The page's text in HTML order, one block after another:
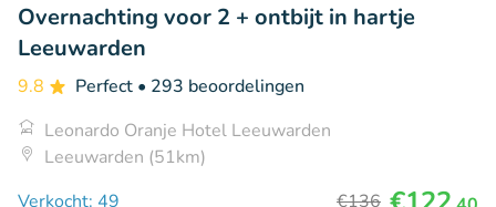
Overnachting voor 2 + ontbijt in hartje
Leeuwarden
9.8 Perfect • 293 beoordelingen
Leonardo Oranje Hotel Leeuwarden
Leeuwarden (51km)
Verkocht: 49
€136